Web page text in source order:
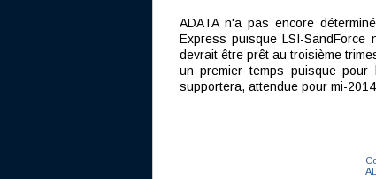
ADATA n'a pas encore
Express puisque LSI-
devrait être prêt au troisième
un premier temps puisque
supportera, attendue pour mi-